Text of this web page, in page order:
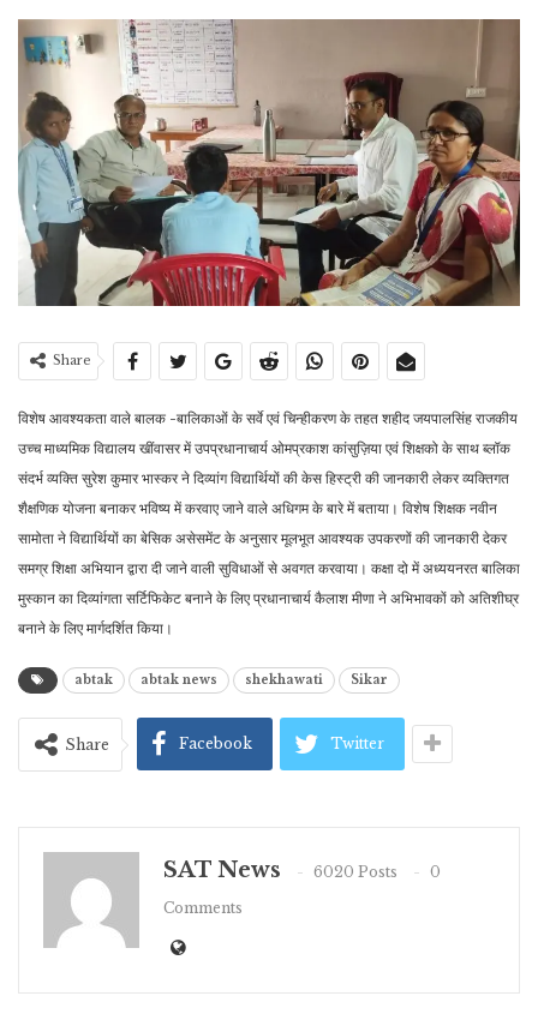
Share
विशेष आवश्यकता वाले बालक -बालिकाओं के सर्वे एवं चिन्हीकरण के तहत शहीद जयपालसिंह राजकीय
उच्च माध्यमिक विद्यालय खींवासर में उपप्रधानाचार्य ओमप्रकाश कांसुज़िया एवं शिक्षको के साथ ब्लॉक
संदर्भ व्यक्ति सुरेश कुमार भास्कर ने दिव्यांग विद्यार्थियों की केस हिस्ट्री की जानकारी लेकर व्यक्तिगत
शैक्षणिक योजना बनाकर भविष्य में करवाए जाने वाले अधिगम के बारे में बताया। विशेष शिक्षक नवीन
सामोता ने विद्यार्थियों का बेसिक असेसमेंट के अनुसार मूलभूत आवश्यक उपकरणों की जानकारी देकर
समग्र शिक्षा अभियान द्वारा दी जाने वाली सुविधाओं से अवगत करवाया। कक्षा दो में अध्ययनरत बालिका
मुस्कान का दिव्यांगता सर्टिफिकेट बनाने के लिए प्रधानाचार्य कैलाश मीणा ने अभिभावकों को अतिशीघ्र
बनाने के लिए मार्गदर्शित किया।
abtak abtak news shekhawati Sikar
Share Facebook Twitter
SAT News 6020 Posts
0
Comments